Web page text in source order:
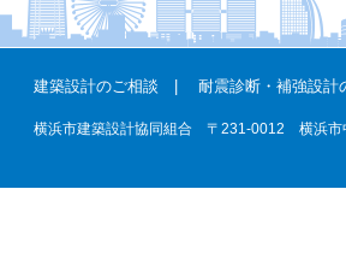
建築設計のご相談 耐震診断・補強設計
横浜市建築設計協同組合 〒231-0012 横浜市